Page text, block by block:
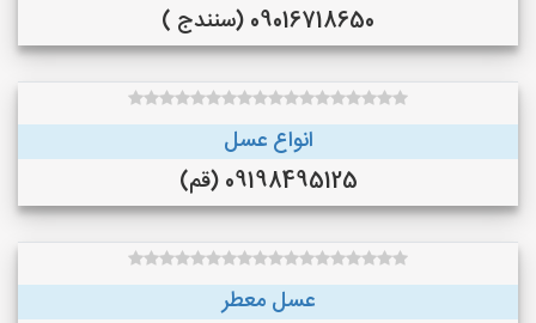
09016718650 (سنندج )
انواع عسل
09198495125 (قم)
عسل معطر